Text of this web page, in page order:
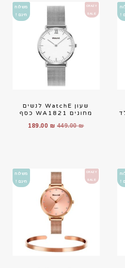
CRAZY
SALE
משלוח
חינם !
שעון WatchE לנשים
מחוגים WA1821 כסף
449.00
189.00 ₪
CRAZY
SALE
משלוח
חינם !